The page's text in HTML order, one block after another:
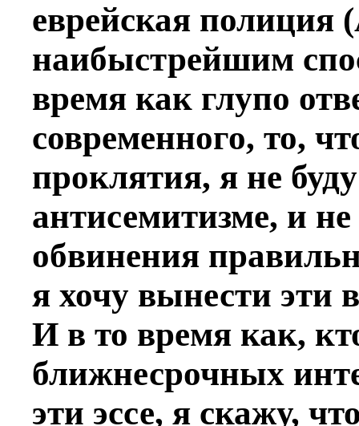
еврейская
наибыстрейшим
время как глупо
современного, то,
проклятия, я не
антисемитизме, и
обвинения
я хочу вынести эти
И в то время как,
ближнесрочных
эти эссе, я скажу,